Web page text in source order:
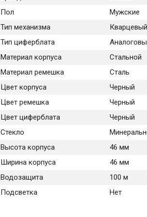
Пол
Мужские
Тип механизма
Кварцевый
Тип циферблата
Материал корпуса
Стальной
Материал ремешка
Сталь
Цвет корпуса
Черный
Цвет ремешка
Черный
Цвет циферблата
Черный
Стекло
Высота корпуса
46 мм
Ширина корпуса
46 мм
Водозащита
100 м
Подсветка
Нет